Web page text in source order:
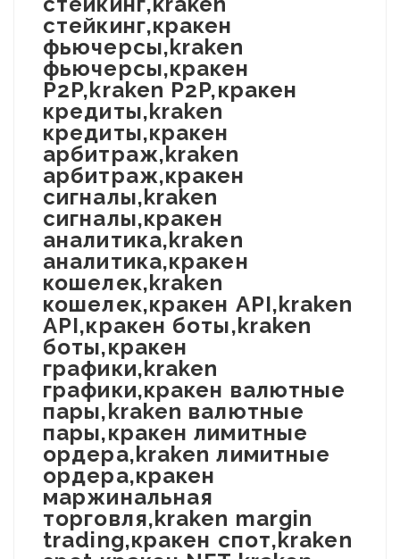
стейкинг,кракен
фьючерсы,kraken
фьючерсы,кракен
P2P,kraken P2P,кракен
кредиты,kraken
кредиты,кракен
арбитраж,kraken
арбитраж,кракен
сигналы,kraken
сигналы,кракен
аналитика,kraken
аналитика,кракен
кошелек,kraken
кошелек,кракен API,kraken
API,кракен боты,kraken
боты,кракен
графики,kraken
графики,кракен валютные
пары,kraken валютные
пары,кракен лимитные
ордера,kraken лимитные
ордера,кракен
маржинальная
торговля,kraken margin
trading,кракен спот,kraken